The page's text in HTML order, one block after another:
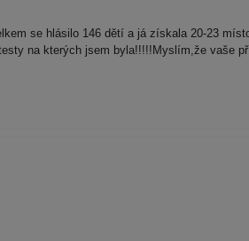
se hlásilo 146 dětí a já získala 20-23
na kterých jsem byla!!!!!Myslím,že vaše